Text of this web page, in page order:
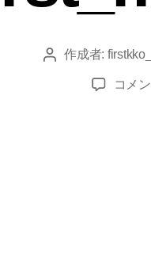
作成者:
コメ